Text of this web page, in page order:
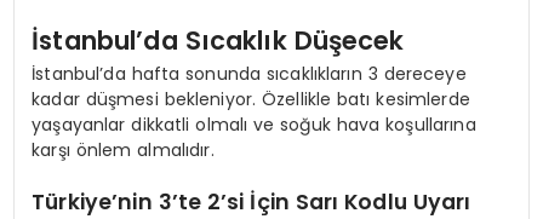
İstanbul’da Sıcaklık Düşecek
İstanbul’da hafta sonunda sıcaklıkların 3 dereceye
kadar düşmesi bekleniyor. Özellikle batı kesimlerde
yaşayanlar dikkatli olmalı ve soğuk hava koşullarına
karşı önlem almalıdır.
Türkiye’nin 3’te 2’si İçin Sarı Kodlu Uyarı